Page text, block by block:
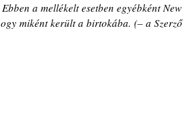
a mellékelt esetben egyébként New
miként került a birtokába. (– a Szerző